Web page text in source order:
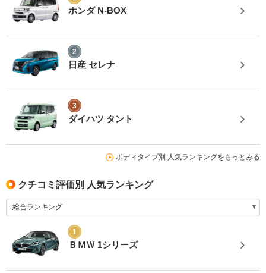
ホンダ N-BOX
2
日産 セレナ
3
ダイハツ タント
ボディタイプ別 人気ランキングをもっとみる
クチコミ評価別 人気ランキング
1
ＢＭＷ 1シリーズ